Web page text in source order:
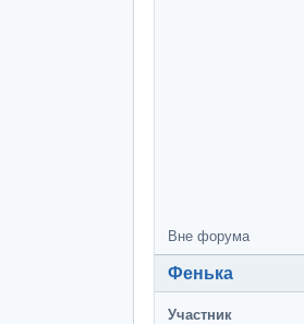
Вне форума
Фенька
Участник